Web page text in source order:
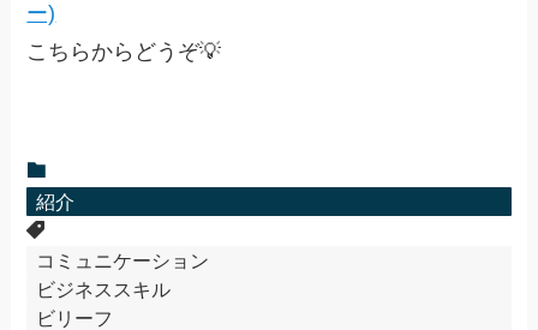
ー)
こちらからどうぞ💡
紹介
コミュニケーション
ビジネススキル
ビリーフ